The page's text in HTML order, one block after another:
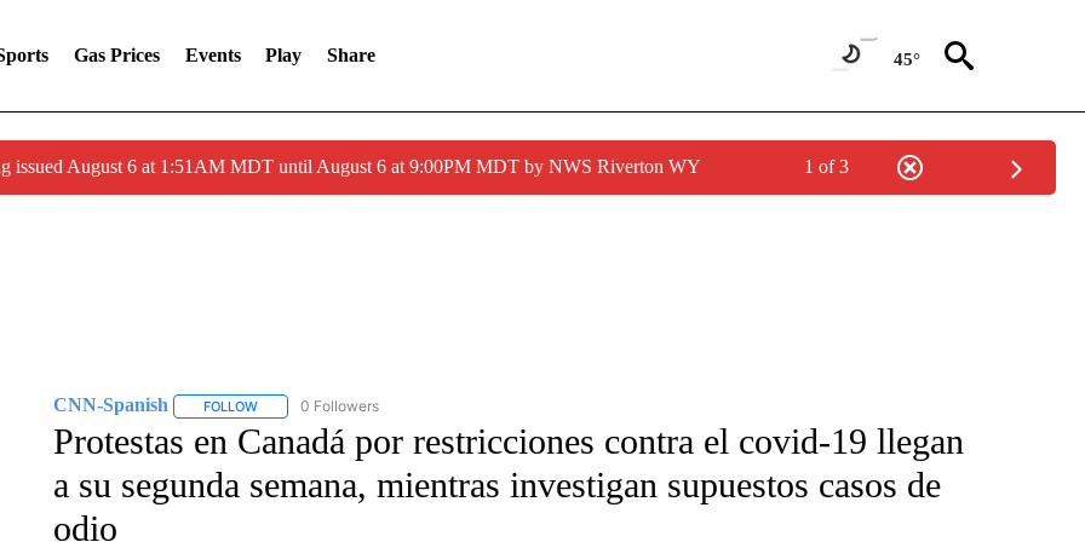
Gas Prices Events Play Share 45°
issued August 6 at 1:51AM MDT until August 6 at 9:00PM MDT by NWS Riverton WY 1 of 3
CNN-Spanish FOLLOWFOLLOW "CNN-SPANISH" TO RECEIVE NOTIFICATIONS ABOUT NEW PAGES ON "CNN-SPANISH".
0 Followers
Protestas en Canadá por restricciones contra el covid-19 llegan
a su segunda semana, mientras investigan supuestos casos de
odio